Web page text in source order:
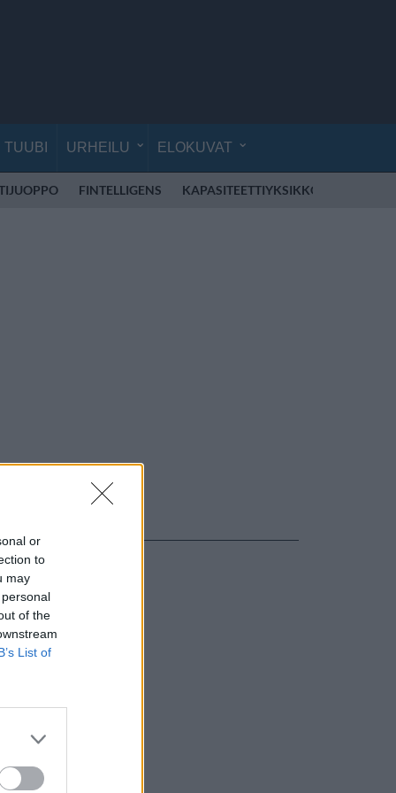
or
to
may
of the
List of
TUUBI URHEILU ELOKUVAT
FINTELLIGENS KAPASITEETTIYKSIKKÖ